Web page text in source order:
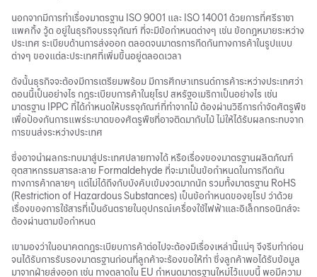
นอกจากมีการทำเรื่องมาตรฐาน ISO 9001 และ ISO 14001 ด้วยการที่ศรีราชา
แพคกิ้ง วู้ด อยู่ในธุรกิจบรรจุภัณฑ์ ที่จะมีข้อกำหนดต่างๆ เช่น ข้อกฎหมายระหว่าง
ประเทศ ระเบียบด้านการส่งออก ตลอดจนมาตรการกีดกันทางการค้าในรูปแบบ
ต่างๆ ของแต่ละประเทศที่เพิ่มขึ้นอยู่ตลอดเวลา
ดังนั้นธุรกิจจะต้องมีการเตรียมพร้อม มีการศึกษาเทรนด์การค้าระหว่างประเทศว่า
ตอนนี้เป็นอย่างไร กฎระเบียบการค้าในยุโรป สหรัฐอเมริกาเป็นอย่างไร เช่น
มาตรฐาน IPPC ที่ได้กำหนดให้บรรจุภัณฑ์ที่ทำจากไม้ ต้องผ่านวิธีการกำจัดศัตรูพืช
เพื่อป้องกันการแพร่ระบาดของศัตรูพืชที่อาจติดมากับไม้ ไม่ให้ได้รับผลกระทบจาก
การขนส่งระหว่างประเทศ
ซึ่งอาจนำผลกระทบมาสู่ประเทศปลายทางได้ หรือเรื่องของมาตรฐานผลิตภัณฑ์
อุตสาหกรรมสารละลาย Formaldehyde ที่จะมาเป็นข้อกำหนดในการกีดกัน
ทางการค้ากลายๆ แต่ไม่ได้ถึงกับบังคับเข้มงวดมากนัก รวมทั้งมาตรฐาน RoHS
(Restriction of Hazardous Substances) เป็นข้อกำหนดของยุโรป ว่าด้วย
เรื่องของการใช้สารที่เป็นอันตรายในอุปกรณ์เครื่องใช้ไฟฟ้าและอิเล็กทรอนิกส์จะ
ต้องผ่านตามข้อกำหนด
เขามองว่าในอนาคตกฎระเบียบการค้าต่อไปจะต้องมีเรื่องเหล่านี้แน่ๆ จึงรีบทำก่อน
จนได้รับการรับรองมาตรฐานก่อนที่ลูกค้าจะร้องขอให้ทำ ซึ่งลูกค้าพอได้รับข้อมูล
มาจากฝ่ายส่งออก เช่น ทางตลาดใน EU กำหนดมาตรฐานใหม่ไว้แบบนี้ พอมีความ